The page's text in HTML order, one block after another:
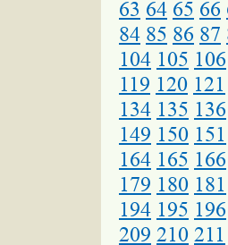
63 64 65 66
84 85 86 87
104 105 106
119 120 121
134 135 136
149 150 151
164 165 166
179 180 181
194 195 196
209 210 211